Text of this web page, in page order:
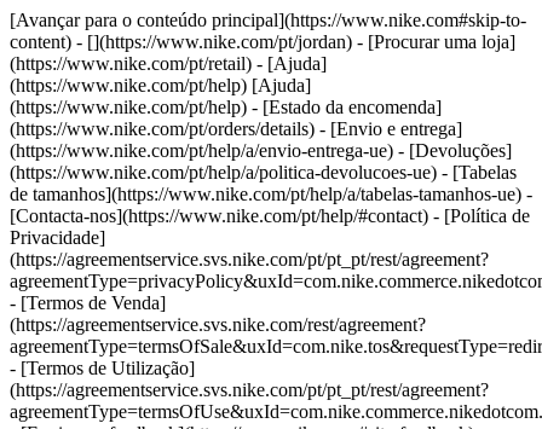
[Avançar para o conteúdo principal](https://www.nike.com#skip-to-
content) - [](https://www.nike.com/pt/jordan) - [Procurar uma loja]
(https://www.nike.com/pt/retail) - [Ajuda]
(https://www.nike.com/pt/help) [Ajuda]
(https://www.nike.com/pt/help) - [Estado da encomenda]
(https://www.nike.com/pt/orders/details) - [Envio e entrega]
(https://www.nike.com/pt/help/a/envio-entrega-ue) - [Devoluções]
(https://www.nike.com/pt/help/a/politica-devolucoes-ue) - [Tabelas
de tamanhos](https://www.nike.com/pt/help/a/tabelas-tamanhos-ue) -
[Contacta-nos](https://www.nike.com/pt/help/#contact) - [Política de
Privacidade]
(https://agreementservice.svs.nike.com/pt/pt_pt/rest/agreement?
- [Termos de Venda]
(https://agreementservice.svs.nike.com/rest/agreement?
- [Termos de Utilização]
(https://agreementservice.svs.nike.com/pt/pt_pt/rest/agreement?